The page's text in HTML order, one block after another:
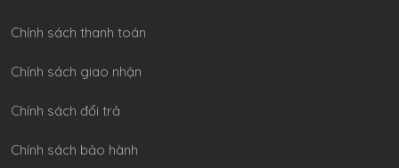
Chính sách thanh toán
Chính sách giao nhận
Chính sách đổi trả
Chính sách bảo hành